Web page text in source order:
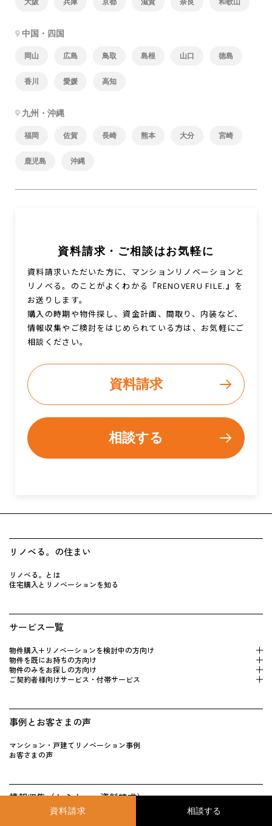
資料請求
大阪 兵庫 京都 滋賀 奈良 和歌山
中国・四国
岡山 広島 鳥取 島根 山口 徳島
香川 愛媛 高知
九州・沖縄
福岡 佐賀 長崎 熊本 大分 宮崎
鹿児島 沖縄
資料請求・ご相談はお気軽に
資料請求いただいた方に、マンションリノベーションと
リノベる。のことがよくわかる『RENOVERU FILE.』を
お送りします。
購入の時期や物件探し、資金計画、間取り、内装など、
情報収集やご検討をはじめられている方は、お気軽にご
相談ください。
資料請求
相談する
リノベる。の住まい
リノベる。とは
住宅購入とリノベーションを知る
サービス一覧
物件購入+リノベーションを検 討中の方向け
物件を既にお持 ちの方向け
物件のみをお探しの方向け
ご契約者様向けサービス・付帯サービス
事例とお客さまの声
マンション・戸建てリノベーション事例
お客さまの声
情報収集（セミナー・資料請求）